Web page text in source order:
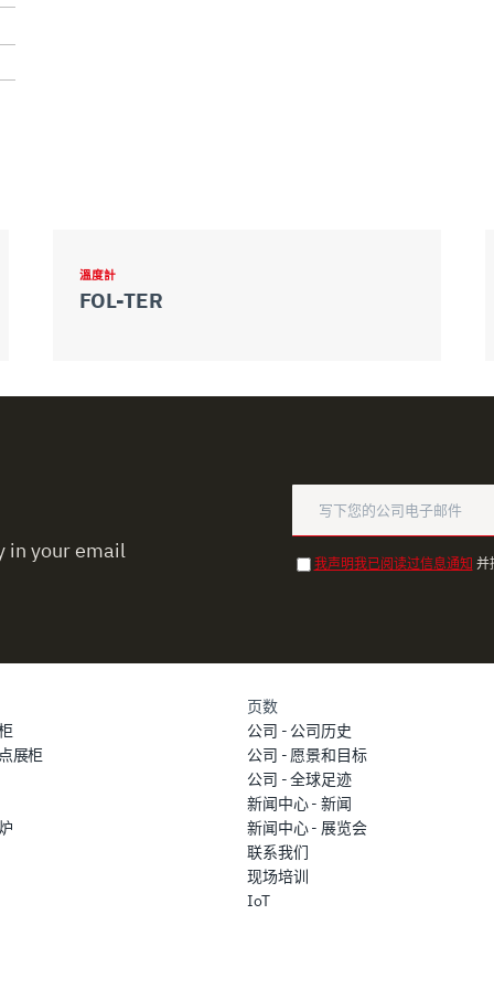
溫度計
FOL-TER
in your email
我声明我已阅读过信息通知 并
展柜
页数
公司 - 公司历史
公司 - 愿景和目标
公司 - 全球足迹
新闻中心 - 新闻
新闻中心 - 展览会
联系我们
现场培训
IoT